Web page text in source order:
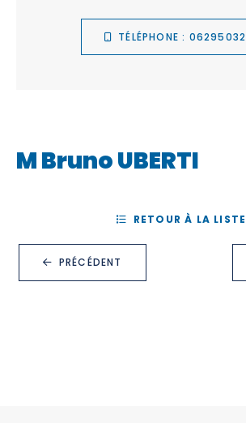
TÉLÉPHONE :
M Bruno UBERTI
PRÉCÉDENT
RETOUR À LA LISTE